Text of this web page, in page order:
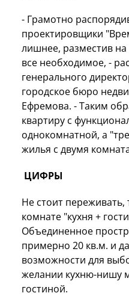
- Грамотно
проектировщики
лишнее, разместив
все необходимое, -
генерального
городское бюро
Ефремова. - Таким
квартиру с
однокомнатной, а
жилья с двумя
ЦИФРЫ
Не стоит
комнате "кухня +
Объединенное
примерно 20 кв.м. и
возможности для
желании кухню-нишу
гостиной.